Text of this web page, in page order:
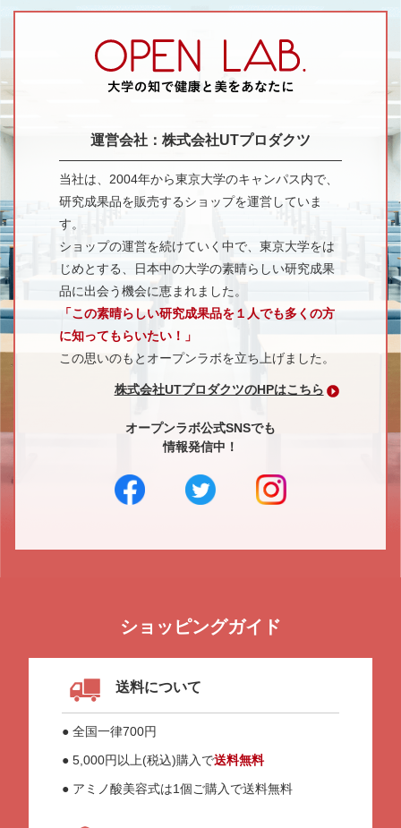
運営会社：株式会社UTプロダクツ
当社は、2004年から東京大学のキャンパス内で、
研究成果品を販売するショップを運営していま
す。
ショップの運営を続けていく中で、東京大学をは
じめとする、日本中の大学の素晴らしい研究成果
品に出会う機会に恵まれました。
「この素晴らしい研究成果品を１人でも多くの方
に知ってもらいたい！」
この思いのもとオープンラボを立ち上げました。
株式会社UTプロダクツのHPはこちら
オープンラボ公式SNSでも
情報発信中！
ショッピングガイド
送料について
● 全国一律700円
● 5,000円以上(税込)購入で送料無料
● アミノ酸美容式は1個ご購入で送料無料